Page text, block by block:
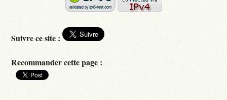
Suivre ce site :
Recommander cette page :